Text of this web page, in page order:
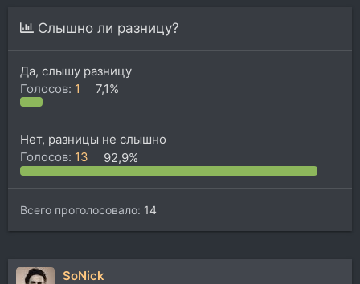
т
е
ы
а
ч
л
Слышно ли разницу?
Да, слышу разницу
Голосов: 1 7,1%
Нет, разницы не слышно
Голосов: 13 92,9%
Всего проголосовало 14
SoNick